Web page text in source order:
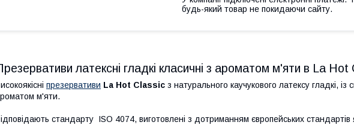
будь-який товар не покидаючи сайту.
латексні гладкі класичні з ароматом м'яти в La
презервативи La Hot Classic з натурального каучукового латексу гладкі,
м'яти.
стандарту ISO 4074, виготовлені з дотриманням європейських стандартів